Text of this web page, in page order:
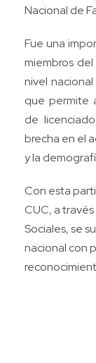
Nacional de
Fue una
miembros
nivel
que permite
de
brecha en el
y la
Con esta
CUC, a
Sociales, se
nacional con